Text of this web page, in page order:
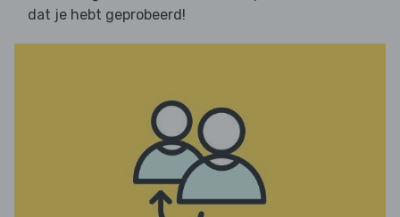
dat je hebt geprobeerd!